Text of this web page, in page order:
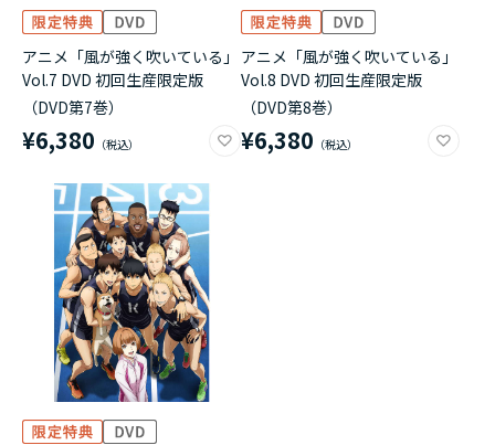
アニメ「風が強く吹いている」
Vol.7 DVD 初回生産限定版
（DVD第7巻）
¥6,380
アニメ「風が強く吹いている」
Vol.8 DVD 初回生産限定版
（DVD第8巻）
¥6,380